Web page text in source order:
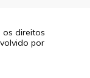
os direitos
por